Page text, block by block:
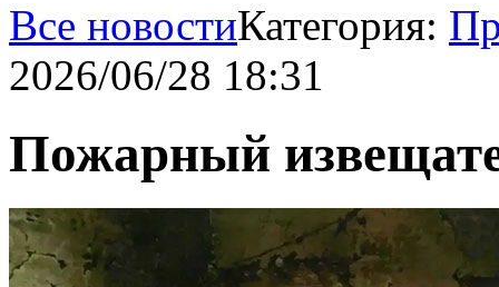
Все новостиКатегория:
2026/06/28 18:31
Пожарный